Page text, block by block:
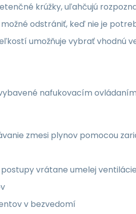
krúžky, uľahčujú
odstrániť, keď nie je
umožňuje vybrať vhodnú
nafukovacím
zmesi plynov pomocou
vrátane umelej
v bezvedomí